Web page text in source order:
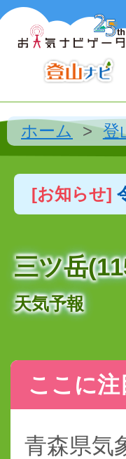
ホーム 登
[お知らせ]
三ツ岳
天気予報
ここに注
青森県気